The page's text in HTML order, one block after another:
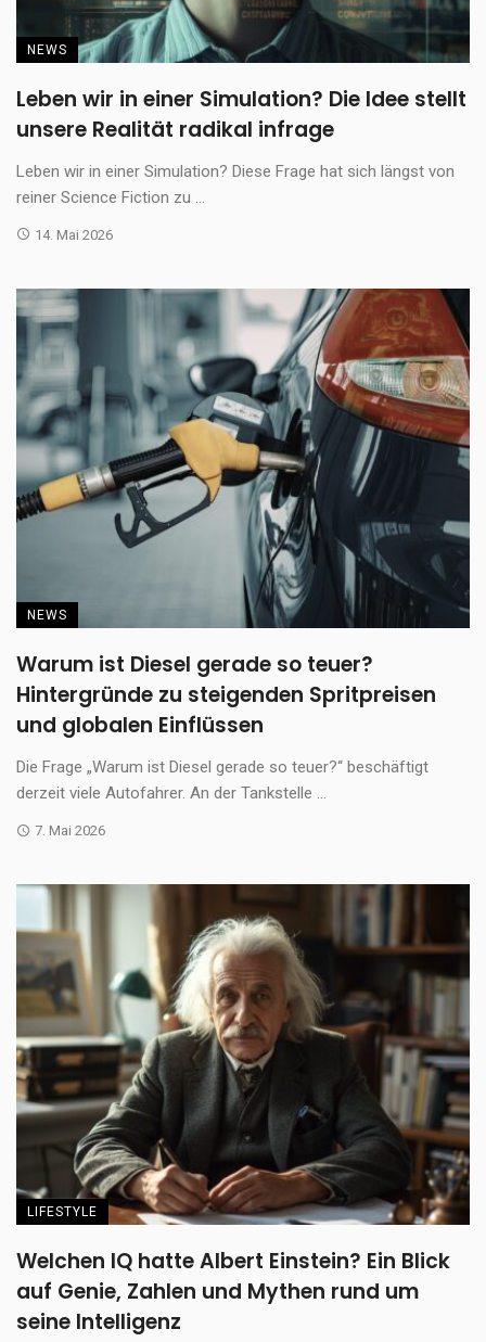
NEWS
Leben wir in einer Simulation? Die Idee stellt
unsere Realität radikal infrage
Leben wir in einer Simulation? Diese Frage hat sich längst von
reiner Science Fiction zu ...
14. Mai 2026
NEWS
Warum ist Diesel gerade so teuer?
Hintergründe zu steigenden Spritpreisen
und globalen Einflüssen
Die Frage „Warum ist Diesel gerade so teuer?“ beschäftigt
derzeit viele Autofahrer. An der Tankstelle ...
7. Mai 2026
LIFESTYLE
Welchen IQ hatte Albert Einstein? Ein Blick
auf Genie, Zahlen und Mythen rund um
seine Intelligenz